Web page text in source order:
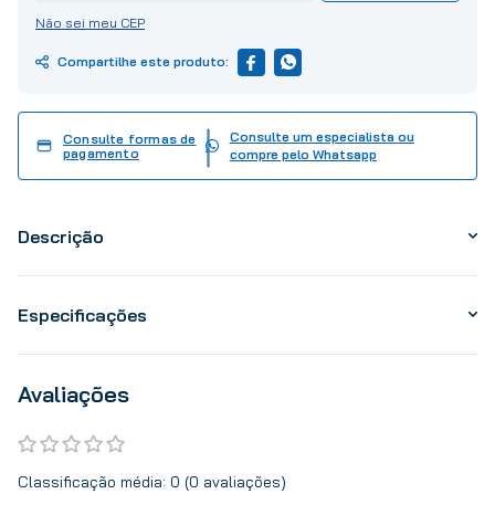
Não sei meu CEP
Consulte formas de
pagamento
Consulte um especialista ou
compre pelo Whatsapp
Descrição
Especificações
Avaliações
Classificação média: 0 (0 avaliações)